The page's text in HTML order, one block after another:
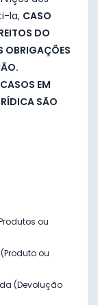
la, CASO
DO
OBRIGAÇÕES
EM
SÃO
ou
ou
(Devolução